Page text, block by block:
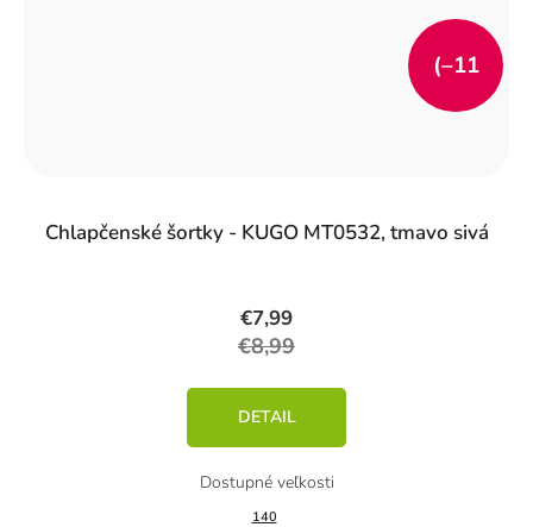
Chlapčenské šortky - KUGO MT0532, tmavo sivá
€7,99
€8,99
(–11
DETAIL
140